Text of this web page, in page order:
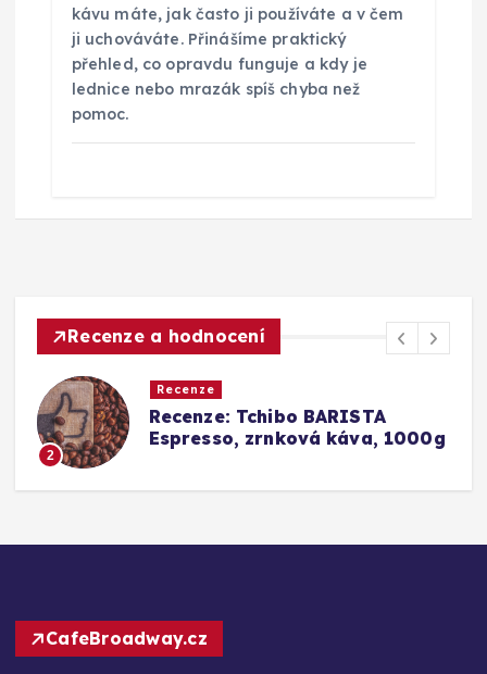
kávu máte, jak často ji používáte a v čem
ji uchováváte. Přinášíme praktický
přehled, co opravdu funguje a kdy je
lednice nebo mrazák spíš chyba než
pomoc.
Recenze a hodnocení
3
Recenze
Srovnání a recenze: Tchibo
Barista Caffè Crema vs.
CafeBroadway.cz